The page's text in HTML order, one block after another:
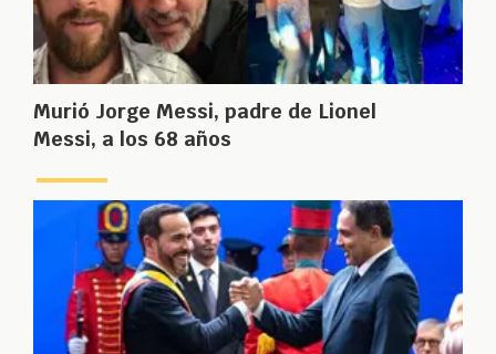
Murió Jorge Messi, padre de Lionel
Messi, a los 68 años